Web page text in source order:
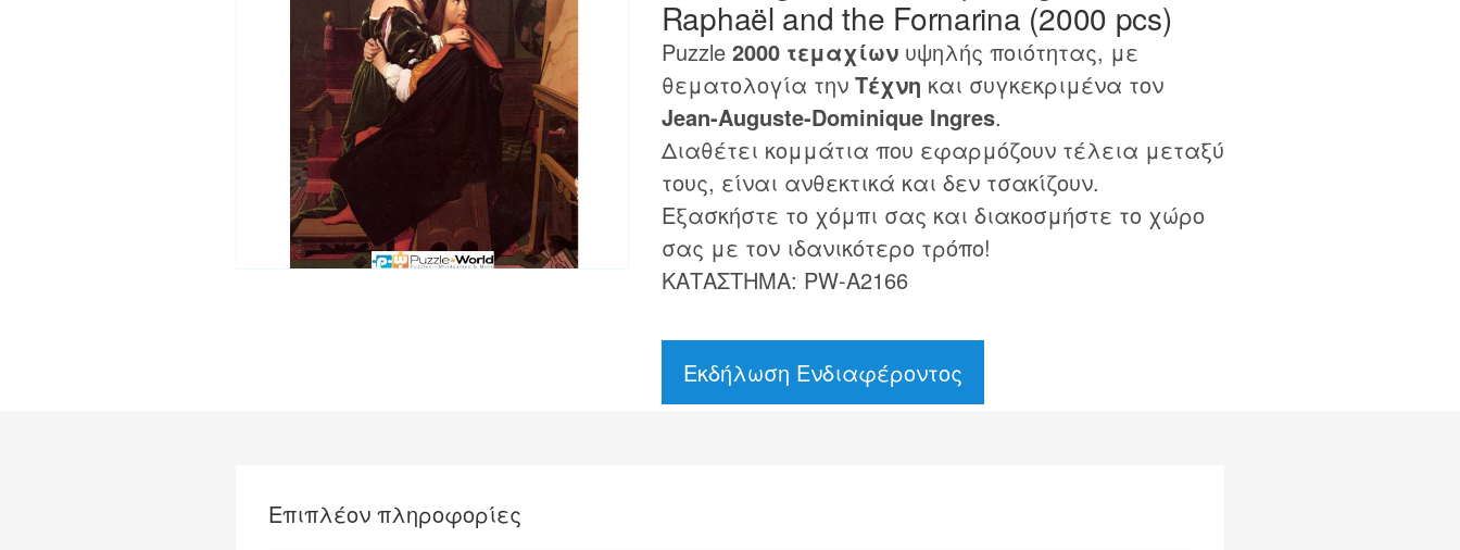
Raphaël and the Fornarina (2000 pcs)
Puzzle 2000 τεμαχίωνυψηλής ποιότητας, με
θεματολογία την Τέχνη και συγκεκριμένα τον
Jean-Auguste-Dominique Ingres.
Διαθέτει κομμάτια που εφαρμόζουν τέλεια μεταξύ
τους, είναι ανθεκτικά και δεν τσακίζουν.
Εξασκήστε το χόμπι σας και διακοσμήστε το χώρο
σας με τον ιδανικότερο τρόπο!
ΚΑΤΑΣΤΗΜΑ: PW-A2166
Εκδήλωση Ενδιαφέροντος
Επιπλέον πληροφορίες